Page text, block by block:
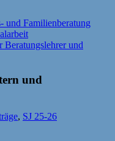
und Familienberatung
Beratungslehrer und
und
, SJ 25-26